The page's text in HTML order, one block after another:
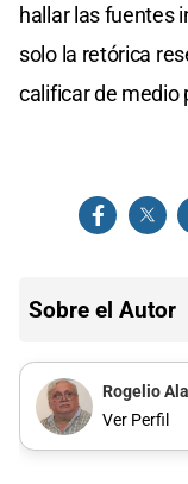
hallar las fuentes
solo la retórica
calificar de medio
Sobre el Autor
Rogelio
Ver Perfil